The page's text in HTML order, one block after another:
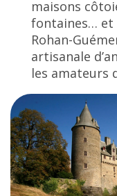
maisons
fontaines… et
Rohan-
artisanale
les amateurs